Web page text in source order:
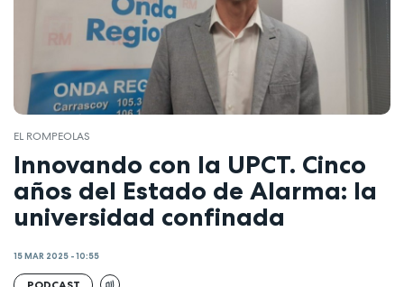
EL ROMPEOLAS
Innovando con la UPCT. Cinco
años del Estado de Alarma: la
universidad confinada
15 MAR 2025 - 10:55